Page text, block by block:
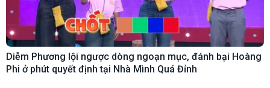
Diễm Phương lội ngược dòng ngoạn mục, đánh bại Hoàng
Phi ở phút quyết định tại Nhà Mình Quá Đỉnh